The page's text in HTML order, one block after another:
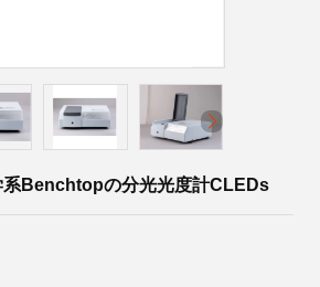
系Benchtopの分光光度計CLEDs